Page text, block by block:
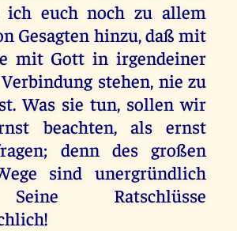
ich euch noch zu allem
Gesagten hinzu, daß mit
mit Gott in irgendeiner
stehen, nie zu
Was sie tun, sollen wir
beachten, als ernst
denn des großen
sind unergründlich
Ratschlüsse